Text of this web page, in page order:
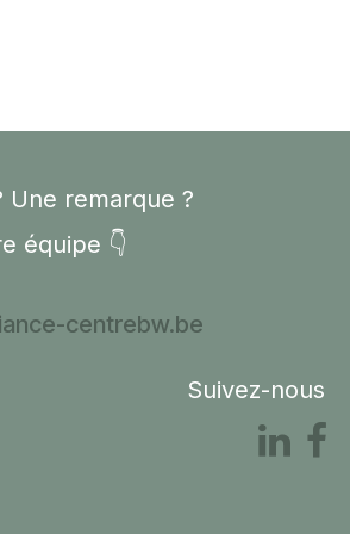
Une remarque ?
équipe 👇
centrebw.be
Suivez-nous